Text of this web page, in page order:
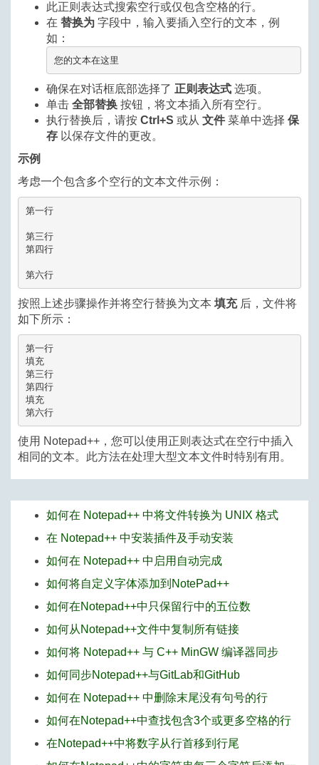
此正则表达式搜索空行或仅包含空格的行。
在 替换为 字段中，输入要插入空行的文本，例
如：
您的文本在这里
确保在对话框底部选择了 正则表达式 选项。
单击 全部替换 按钮，将文本插入所有空行。
执行替换后，请按 Ctrl+S 或从 文件菜单中选择 保
存 以保存文件的更改。
示例
考虑一个包含多个空行的文本文件示例：
第一行
第三行
第四行
第六行
按照上述步骤操作并将空行替换为文本 填充后，文件将
如下所示：
第一行
填充
第三行
第四行
填充
第六行
使用 Notepad++，您可以使用正则表达式在空行中插入
相同的文本。此方法在处理大型文本文件时特别有用。
如何在 Notepad++ 中将文件转换为 UNIX 格式
在 Notepad++ 中安装插件及手动安装
如何在 Notepad++ 中启用自动完成
如何将自定义字体添加到NotePad++
如何在Notepad++中只保留行中的五位数
如何从Notepad++文件中复制所有链接
如何将 Notepad++ 与 C++ MinGW 编译器同步
如何同步Notepad++与GitLab和GitHub
如何在 Notepad++ 中删除末尾没有句号的行
如何在Notepad++中查找包含3个或更多空格的行
在Notepad++中将数字从行首移到行尾